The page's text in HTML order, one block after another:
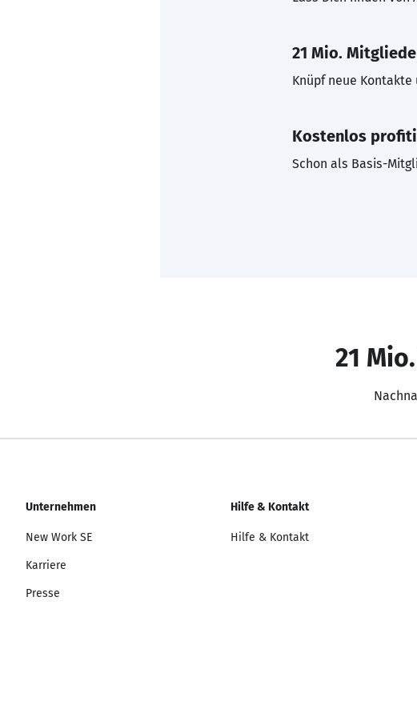
21 Mio.
Knüpf neue
Kostenlos
Schon als Basis-
21
Unternehmen
New Work SE
Karriere
Presse
Hilfe & Kontakt
Hilfe & Kontakt